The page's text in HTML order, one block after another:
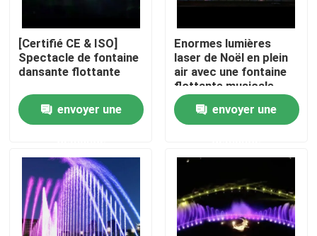
Visite d'usine
Contrôle de la qualité
Contact
Demande de soumission
[Certifié CE & ISO]
Spectacle de fontaine
dansante flottante
envoyer une
Enormes lumières
laser de Noël en plein
air avec une fontaine
flottante musicale
unique dans le lac
envoyer une